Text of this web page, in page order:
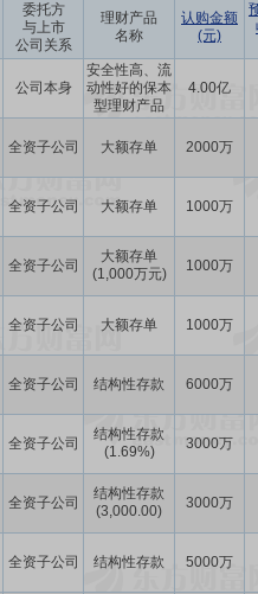
委托方
与上市
公司关系
理财产品
名称
认购金额
(元)
公司本身
安全性高、流
动性好的保本
型理财产品
4.00亿
全资子公司 大额存单 2000万
全资子公司 大额存单 1000万
全资子公司
大额存单
(1,000万元)
1000万
全资子公司 大额存单 1000万
全资子公司 结构性存款 6000万
全资子公司
结构性存款
(1.69%)
3000万
全资子公司
结构性存款
(3,000.00)
3000万
全资子公司 结构性存款 5000万